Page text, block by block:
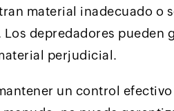
material inadecuado o
depredadores pueden
perjudicial.
un control efectivo